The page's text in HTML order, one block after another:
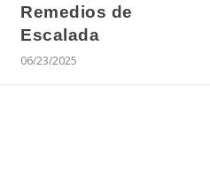
Remedios de
Escalada
06/23/2025